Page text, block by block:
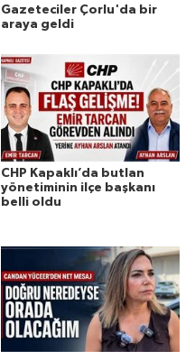
Gazeteciler Çorlu'da bir
araya geldi
CHP Kapaklı’da butlan
yönetiminin ilçe başkanı
belli oldu